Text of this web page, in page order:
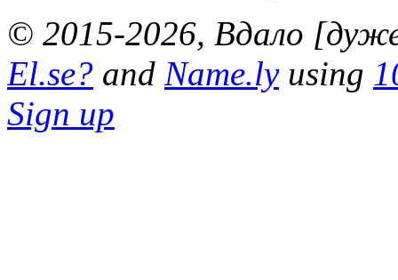
© 2015-2026, Вдало
El.se? and Name.lyusing
Sign up